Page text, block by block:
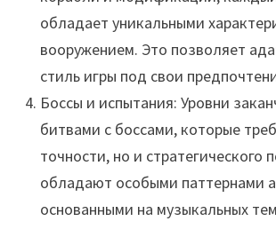
обладает уникальными
вооружением. Это позволяет
стиль игры под свои
Боссы и испытания: Уровни
битвами с боссами, которые
точности, но и стратегического
обладают особыми паттернами
основанными на музыкальных